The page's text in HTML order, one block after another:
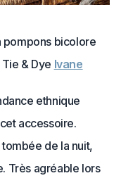
pompons bicolore
& Dye Ivane
ethnique
accessoire.
de la nuit,
Très agréable lors